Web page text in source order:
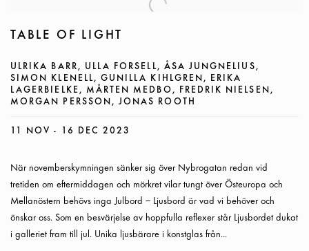
TABLE OF LIGHT
ULRIKA BARR, ULLA FORSELL, ÅSA JUNGNELIUS,
SIMON KLENELL, GUNILLA KIHLGREN, ERIKA
LAGERBIELKE, MÅRTEN MEDBO, FREDRIK NIELSEN,
MORGAN PERSSON, JONAS ROOTH
11 NOV - 16 DEC 2023
När novemberskymningen sänker sig över Nybrogatan redan vid
tretiden om eftermiddagen och mörkret vilar tungt över Östeuropa och
Mellanöstern behövs inga Julbord – Ljusbord är vad vi behöver och
önskar oss. Som en besvärjelse av hoppfulla reflexer står Ljusbordet dukat
i galleriet fram till jul. Unika ljusbärare i konstglas från...